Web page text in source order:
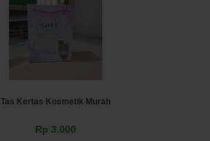
Tas Kertas Kosmetik Murah
Rp 3.000